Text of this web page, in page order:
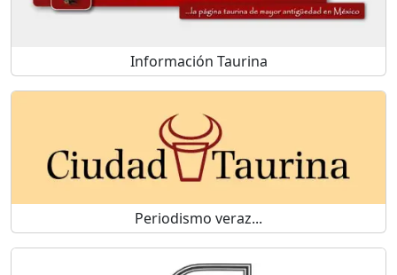
Información Taurina
Periodismo veraz...